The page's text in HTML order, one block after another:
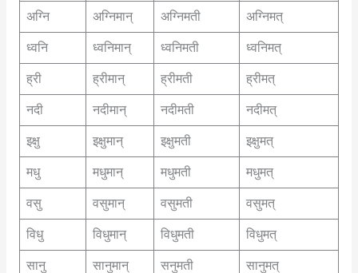
अग्नि अग्निमान् अग्निमती अग्निमत्
ध्वनि ध्वनिमान् ध्वनिमती ध्वनिमत्
ह्री ह्रीमान् ह्रीमती ह्रीमत्
नदी नदीमान् नदीमती नदीमत्
इक्षु इक्षुमान् इक्षुमती इक्षुमत्
मधु मधुमान् मधुमती मधुमत्
वसु वसुमान् वसुमती वसुमत्
विधु विधुमान् विधुमती विधुमत्
सानु सानुमान् सनुमती सानुमत्